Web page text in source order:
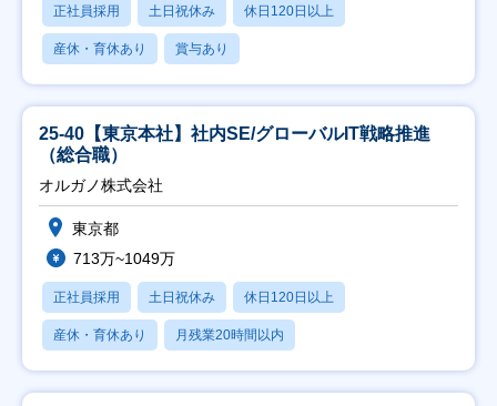
正社員採用 土日祝休み 休日120日以上
産休・育休あり 賞与あり
25-40【東京本社】社内SE/グローバルIT戦略推進
（総合職）
オルガノ株式会社
東京都
713万~1049万
正社員採用 土日祝休み 休日120日以上
産休・育休あり 月残業20時間以内